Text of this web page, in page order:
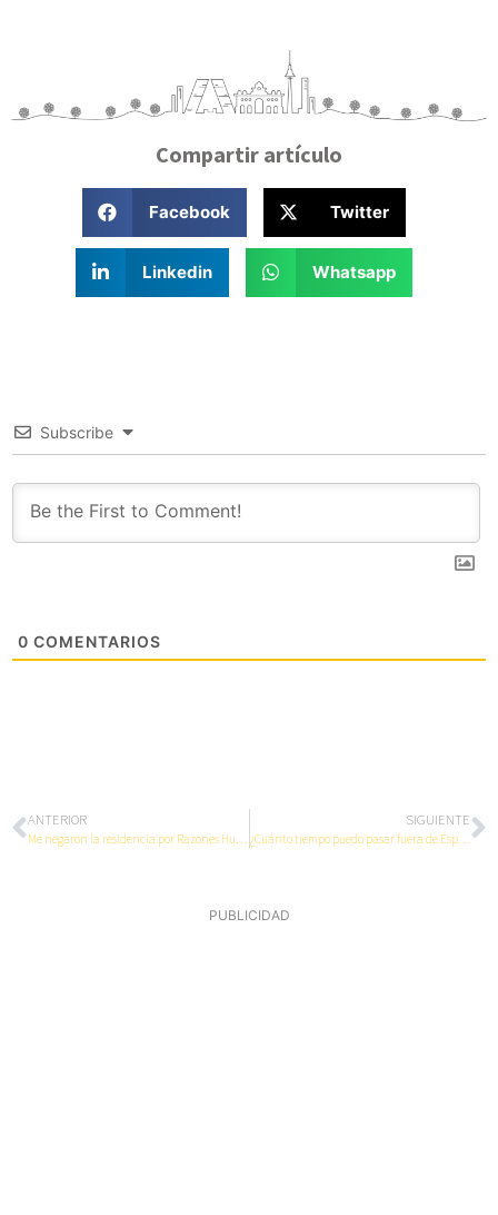
Compartir artículo
Facebook Twitter
Linkedin Whatsapp
Subscribe
0 COMENTARIOS
ANTERIOR
Me negaron la residencia por Razones Humanitarias 2022
SIGUIENTE
¿Cuánto tiempo puedo pasar fuera de España si estoy esperando la Nacionalidad española?
PUBLICIDAD